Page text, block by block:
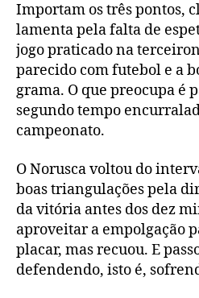
Importam os três pontos,
lamenta pela falta de
jogo praticado na
parecido com futebol e a
grama. O que preocupa é
segundo tempo
campeonato.
O Norusca voltou do
boas triangulações pela
da vitória antes dos dez
aproveitar a empolgação
placar, mas recuou. E
defendendo, isto é,